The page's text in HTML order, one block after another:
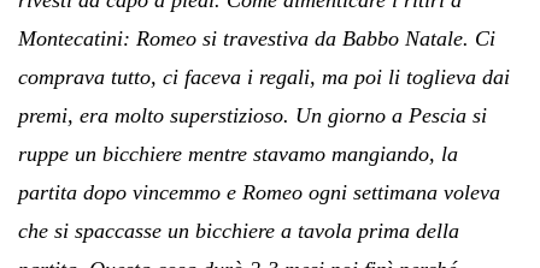
Montecatini: Romeo si travestiva da Babbo Natale. Ci
comprava tutto, ci faceva i regali, ma poi li toglieva dai
premi, era molto superstizioso. Un giorno a Pescia si
ruppe un bicchiere mentre stavamo mangiando, la
partita dopo vincemmo e Romeo ogni settimana voleva
che si spaccasse un bicchiere a tavola prima della